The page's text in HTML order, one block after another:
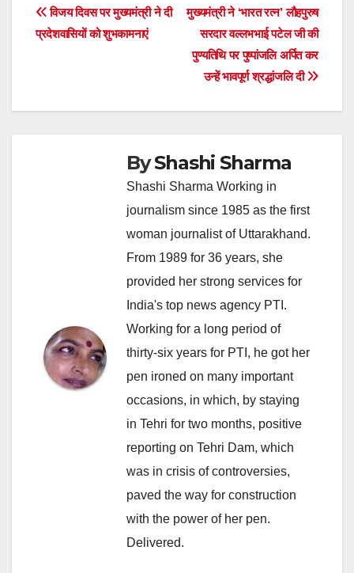
Post
navigation
मुख्यमंत्री ने ‘भारत रत्न’ लौहपुरुष
सरदार वल्लभभाई पटेल जी की
पुण्यतिथि पर पुष्पांजलि अर्पित कर
उन्हें भावपूर्ण श्रद्धांजलि दी
विजय दिवस पर मुख्यमंत्री ने दी
प्रदेशवासियों को शुभकामनाएं
ByShashi Sharma
Shashi Sharma Working in
journalism since 1985 as the first
woman journalist of Uttarakhand.
From 1989 for 36 years, she
provided her strong services for
India's top news agency PTI.
Working for a long period of
thirty-six years for PTI, he got her
pen ironed on many important
occasions, in which, by staying
in Tehri for two months, positive
reporting on Tehri Dam, which
was in crisis of controversies,
paved the way for construction
with the power of her pen.
Delivered.